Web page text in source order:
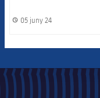
label.share.clock
05 juny 24